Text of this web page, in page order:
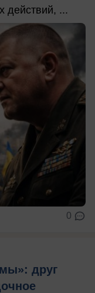
действий, ...
0
друг